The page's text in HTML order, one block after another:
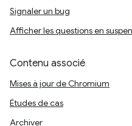
Signaler un bug
Afficher les questions en
Contenu associé
Mises à jour de Chromium
Études de cas
Archiver